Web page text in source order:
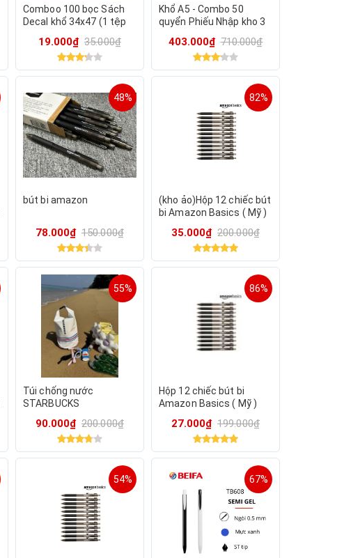
Comboo 100 bọc Sách
Decal khổ 34x47 (1 tệp
dùng cho sách Tiếng
19.000₫ 35.000₫
Khổ A5 - Combo 50
quyển Phiếu Nhập kho 3
403.000₫ 710.000₫
48%
bút bi amazon
78.000₫ 150.000₫
82%
(kho ảo)Hộp 12 chiếc bút
bi Amazon Basics ( Mỹ )
Viết trơn & chữ đẹp.
35.000₫ 200.000₫
55%
Túi chống nước
STARBUCKS
90.000₫ 200.000₫
86%
Hộp 12 chiếc bút bi
Amazon Basics ( Mỹ )
Viết trơn & chữ đẹp.
27.000₫ 199.000₫
54% 67%